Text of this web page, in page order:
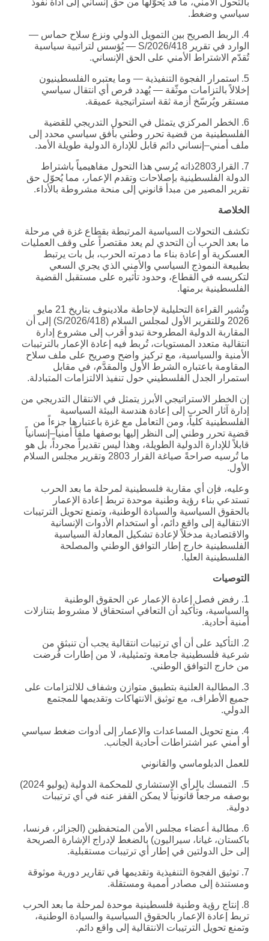
بالتحول الأمني، ما قد يُحوّلها من حق إنساني إلى أداة نفوذ
سياسي وضغط.
4. الربط الصريح بين التمويل الدولي ونزع سلاح حماس —
الوارد في تقرير S/2026/418 — يُؤسس لتراتبية سياسية
تُقدّم الاشتراط الأمني على الحق الإنساني.
5. استمرار الفجوة التنفيذية — وما يعتبره الفلسطينيون
إخلالاً بالتزامات موثّقة — يُهدد فرص أي انتقال سياسي
مستقر ويُرسّخ أزمة ثقة استراتيجية عميقة.
6. الخطر المركزي يتمثل في التحول التدريجي للقضية
الفلسطينية من قضية تحرر وطني بأفق سياسي محدد إلى
ملف أمني–إنساني دائم قابل للإدارة الدولية طويلة الأمد.
7. القرار2803ذاته يُرسي هذا التحول مفاهيمياً باشتراط
الدولة الفلسطينية بإصلاحات وتقدم الإعمار، مما يُحوّل حق
تقرير المصير من مبدأ قانوني إلى منحة مشروطة بالأداء.
الخلاصة
تكشف التحولات السياسية المرتبطة بقطاع غزة في مرحلة
ما بعد الحرب أن التحدي لم يعد مقتصراً على وقف العمليات
العسكرية أو إعادة بناء ما دمرته الحرب، بل بات يرتبط
بطبيعة النموذج السياسي والأمني الذي يجري السعي
لتكريسه في القطاع، وحدود تأثيره على مستقبل القضية
الفلسطينية برمتها.
وتُشير القراءة التحليلية لإحاطة ملادينوف بتاريخ 21 مايو
2026 وللتقرير الأول لمجلس السلام (S/2026/418) إلى أن
المقاربة الدولية المطروحة تبدو أقرب إلى مشروع إدارة
انتقالية متعدد المستويات، تُربط فيه إعادة الإعمار بالترتيبات
الأمنية والسياسية، مع تركيز واضح وصريح على ملف سلاح
المقاومة باعتباره الشرط الأول والمقدَّم، في مقابل
استمرار الجدل الفلسطيني حول تنفيذ الالتزامات المتبادلة.
إن الخطر الاستراتيجي الأبرز يتمثل في الانتقال التدريجي من
إدارة آثار الحرب إلى إعادة هندسة البيئة السياسية
الفلسطينية كلياً، ومن التعامل مع غزة باعتبارها جزءاً من
قضية تحرر وطني إلى النظر إليها بوصفها ملفاً أمنياً–إنسانياً
قابلاً للإدارة الدولية الطويلة، وهذا ليس تقديراً مجرداً، بل هو
ما تُرسيه صراحةً صياغة القرار 2803 وتقرير مجلس السلام
الأول.
وعليه، فإن أي مقاربة فلسطينية لمرحلة ما بعد الحرب
تستدعي بناء رؤية وطنية موحدة تربط إعادة الإعمار
بالحقوق السياسية والسيادة الوطنية، وتمنع تحويل الترتيبات
الانتقالية إلى واقع دائم، أو استخدام الأدوات الإنسانية
والاقتصادية مدخلاً لإعادة تشكيل المعادلة السياسية
الفلسطينية خارج إطار التوافق الوطني والمصلحة
الفلسطينية العليا.
التوصيات
1. رفض فصل إعادة الإعمار عن الحقوق الوطنية
والسياسية، وتأكيد أن التعافي استحقاق لا مشروط بتنازلات
أمنية أحادية.
2. التأكيد على أن أي ترتيبات انتقالية يجب أن تنبثق من
شرعية فلسطينية جامعة وتمثيلية، لا من إطارات فُرضت
من خارج التوافق الوطني.
3. المطالبة العلنية بتطبيق متوازن وشفاف للالتزامات على
جميع الأطراف، مع توثيق الانتهاكات وتقديمها للمجتمع
الدولي.
4. منع تحويل المساعدات والإعمار إلى أدوات ضغط سياسي
أو أمني عبر اشتراطات أحادية الجانب.
للعمل الدبلوماسي والقانوني
5. التمسك بالرأي الاستشاري للمحكمة الدولية (يوليو 2024)
بوصفه مرجعاً قانونياً لا يمكن القفز عنه في أي ترتيبات
دولية.
6. مطالبة أعضاء مجلس الأمن المتحفظين (الجزائر، فرنسا،
باكستان، غيانا، سيراليون) بالضغط لإدراج الإشارة الصريحة
إلى حل الدولتين في إطار أي ترتيبات مستقبلية.
7. توثيق الفجوة التنفيذية وتقديمها في تقارير دورية موثوقة
ومستندة إلى مصادر أممية ومستقلة.
8. إنتاج رؤية وطنية فلسطينية موحدة لمرحلة ما بعد الحرب
تربط إعادة الإعمار بالحقوق السياسية والسيادة الوطنية،
وتمنع تحويل الترتيبات الانتقالية إلى واقع دائم.